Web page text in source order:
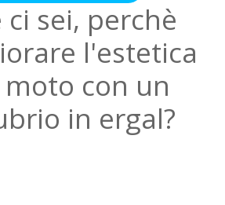
sei, perchè
l'estetica
con un
in ergal?